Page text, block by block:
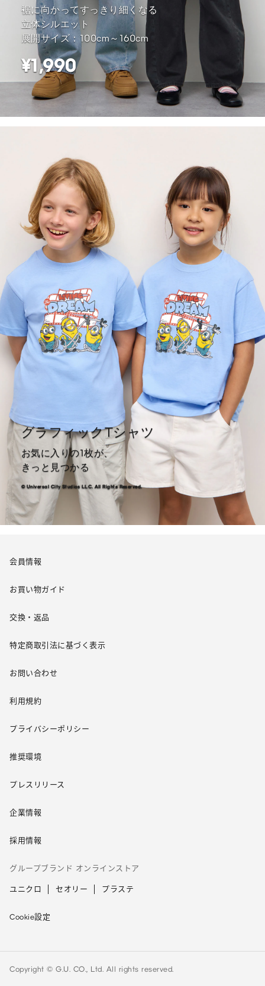
裾に向かってすっきり細くなる
立体シルエット
展開サイズ：100cm～160cm
¥1,990
グラフィックTシャツ
お気に入りの1枚が、
きっと見つかる
© Universal City Studios LLC. All Rights Reserved.
会員情報
お買い物ガイド
交換・返品
特定商取引法に基づく表示
お問い合わせ
利用規約
プライバシーポリシー
推奨環境
プレスリリース
企業情報
採用情報
グループブランド オンラインストア
ユニクロ セオリー プラステ
Cookie設定
Copyright © G.U. CO., Ltd. All rights reserved.